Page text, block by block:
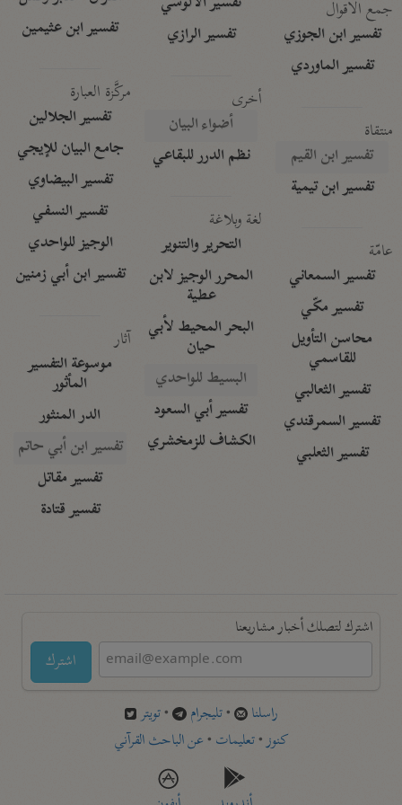
جمع الأقوال
تفسير ابن الجوزي
تفسير الماوردي
منتقاة
تفسير ابن القيم
تفسير ابن تيمية
عامّة
تفسير السمعاني
تفسير مكّي
محاسن التأويل
للقاسمي
تفسير الثعالبي
تفسير السمرقندي
تفسير الثعلبي
تفسير الرازي
أخرى
أضواء البيان
نظم الدرر للبقاعي
لغة وبلاغة
التحرير والتنوير
المحرر الوجيز لابن
عطية
البحر المحيط لأبي
حيان
البسيط للواحدي
تفسير أبي السعود
الكشاف للزمخشري
تفسير ابن عثيمين
مركَّزة العبارة
تفسير الجلالين
جامع البيان للإيجي
تفسير البيضاوي
تفسير النسفي
الوجيز للواحدي
تفسير ابن أبي زمنين
آثار
موسوعة التفسير
المأثور
الدر المنثور
تفسير ابن أبي حاتم
تفسير مقاتل
تفسير قتادة
اشترك لتصلك أخبار مشاريعنا
اشترك
راسلنا •تليجرام •تويتر
كنوز•تعليمات •عن الباحث القرآني